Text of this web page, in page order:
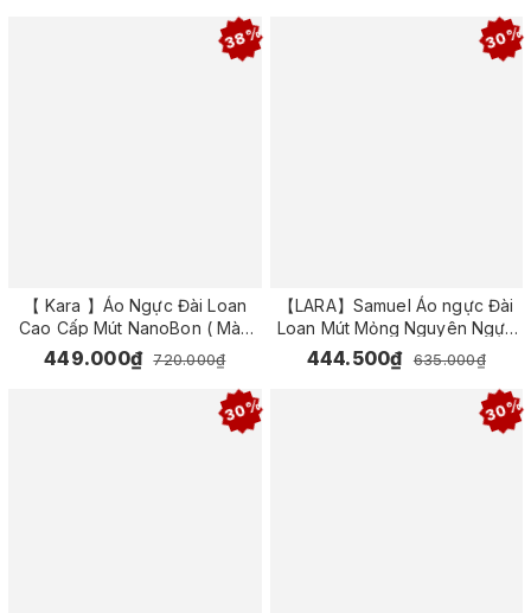
38%
【 Kara 】Áo Ngực Đài Loan
Cao Cấp Mút NanoBon ( Màu
Da)
449.000₫ 720.000₫
30%
【LARA】Samuel Áo ngực Đài
Loan Mút Mỏng Nguyên Ngực
Ren ( Xanh Đen )
444.500₫ 635.000₫
30% 30%